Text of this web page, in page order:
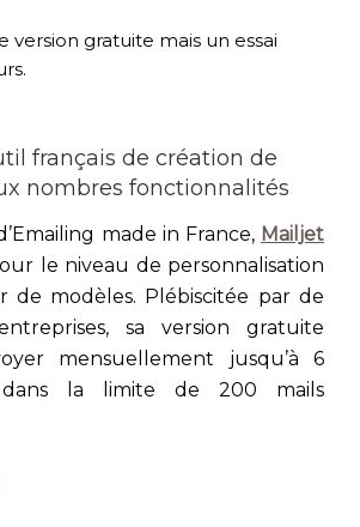
version gratuite mais un essai
français de création de
nombres fonctionnalités
made in France, Mailjet
le niveau de personnalisation
de modèles. Plébiscitée par de
sa version gratuite
mensuellement jusqu’à 6
dans la limite de 200 mails